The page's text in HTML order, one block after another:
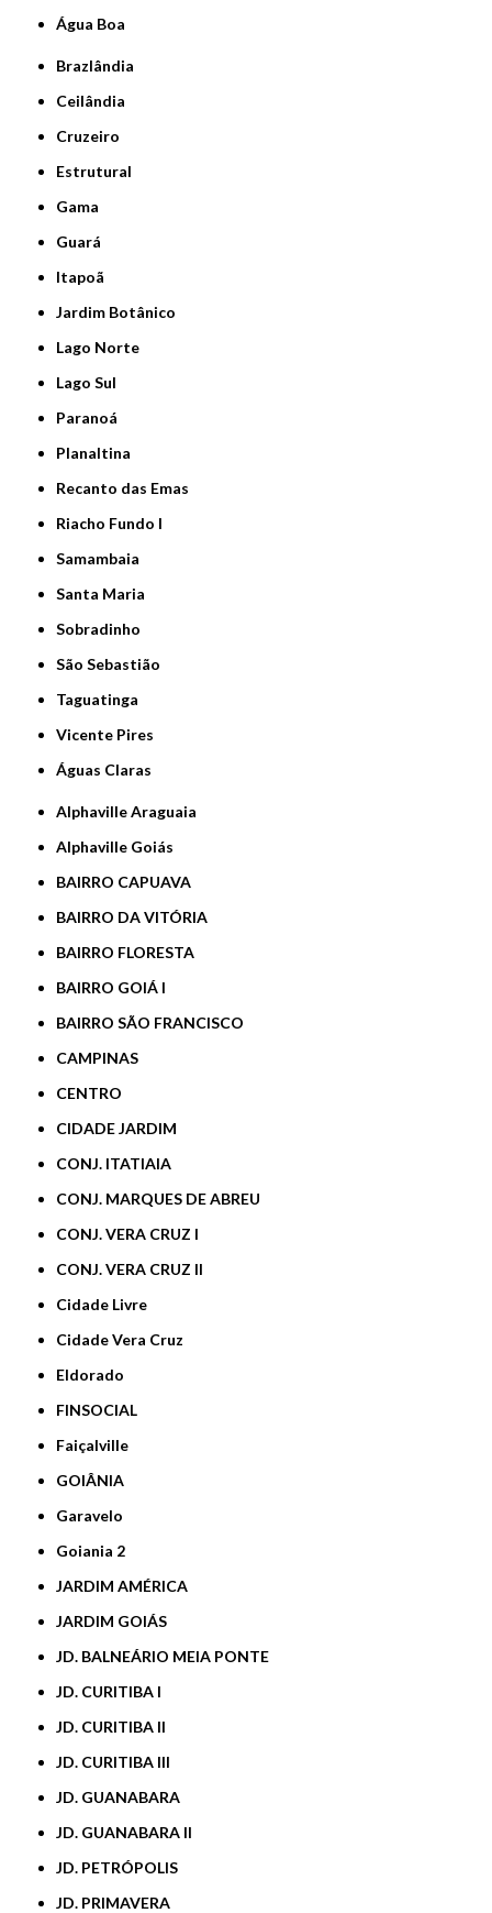
Água Boa
Brazlândia
Ceilândia
Cruzeiro
Estrutural
Gama
Guará
Itapoã
Jardim Botânico
Lago Norte
Lago Sul
Paranoá
Planaltina
Recanto das Emas
Riacho Fundo I
Samambaia
Santa Maria
Sobradinho
São Sebastião
Taguatinga
Vicente Pires
Águas Claras
Alphaville Araguaia
Alphaville Goiás
BAIRRO CAPUAVA
BAIRRO DA VITÓRIA
BAIRRO FLORESTA
BAIRRO GOIÁ I
BAIRRO SÃO FRANCISCO
CAMPINAS
CENTRO
CIDADE JARDIM
CONJ. ITATIAIA
CONJ. MARQUES DE ABREU
CONJ. VERA CRUZ I
CONJ. VERA CRUZ II
Cidade Livre
Cidade Vera Cruz
Eldorado
FINSOCIAL
Faiçalville
GOIÂNIA
Garavelo
Goiania 2
JARDIM AMÉRICA
JARDIM GOIÁS
JD. BALNEÁRIO MEIA PONTE
JD. CURITIBA I
JD. CURITIBA II
JD. CURITIBA III
JD. GUANABARA
JD. GUANABARA II
JD. PETRÓPOLIS
JD. PRIMAVERA